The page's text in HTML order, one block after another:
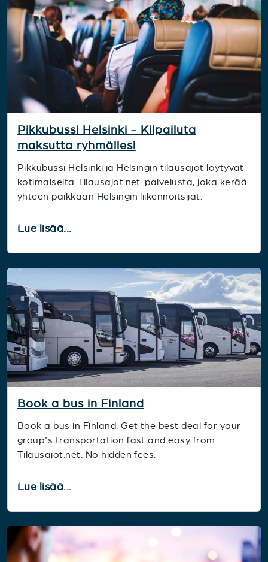
Pikkubussi Helsinki - Kilpailuta
maksutta ryhmällesi
Pikkubussi Helsinki ja Helsingin tilausajot löytyvät
kotimaiselta Tilausajot.net-palvelusta, joka kerää
yhteen paikkaan Helsingin liikennöitsijät.
Lue lisää...
Book a bus in Finland
Book a bus in Finland. Get the best deal for your
group’s transportation fast and easy from
Tilausajot.net. No hidden fees.
Lue lisää...